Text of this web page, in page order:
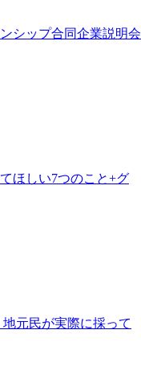
シップ合同企業説明会
ほしい7つのこと+グ
地元民が実際に採って